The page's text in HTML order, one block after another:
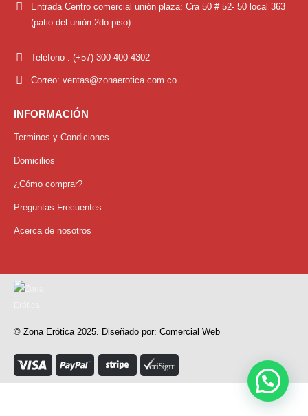
Entrada Centro comercial unión plaza: Cra 50 # 52- 50 local 363
(patio del unión 2do piso)
Teléfono : (+57) 300 400 4302
Correo: ventas@zonaerotica.com.co
INFORMACIÓN
Terminos y Condiciones
Domicilios
¿Cómo comprar?
Preguntas Frecuentes
Acerca de nosotros
© Zona Erótica 2025. Diseñado por: Comercial Web